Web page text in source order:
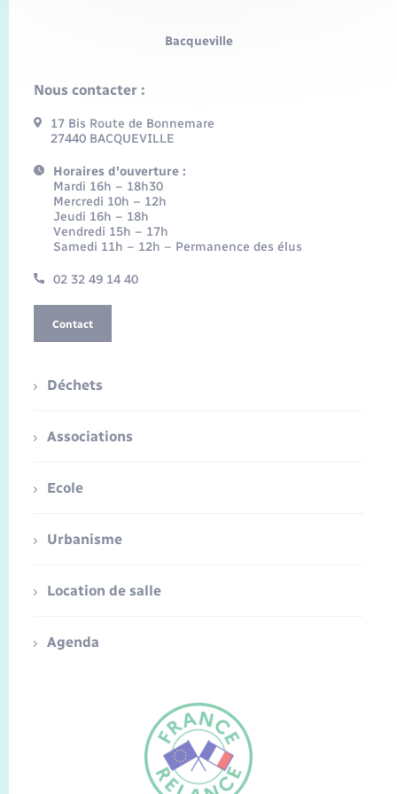
FR
Bacqueville
Nous contacter :
17 Bis Route de Bonnemare
27440 BACQUEVILLE
Horaires d'ouverture :
Mardi 16h – 18h30
Mercredi 10h – 12h
Jeudi 16h – 18h
Vendredi 15h – 17h
Samedi 11h – 12h – Permanence des élus
02 32 49 14 40
Contact
Déchets
Associations
Ecole
Urbanisme
Location de salle
Agenda